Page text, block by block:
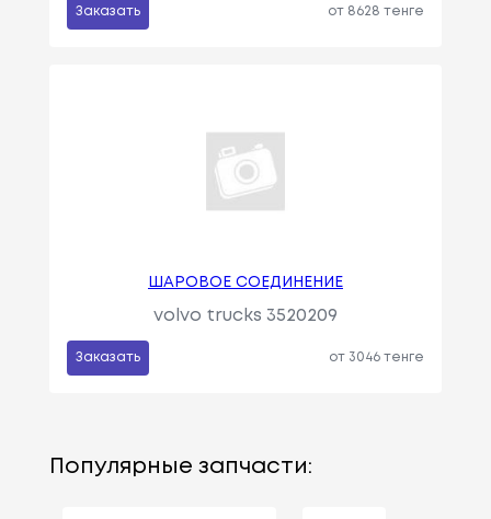
Заказать от 8628 тенге
ШАРОВОЕ СОЕДИНЕНИЕ
volvo trucks 3520209
Заказать от 3046 тенге
Популярные запчасти: